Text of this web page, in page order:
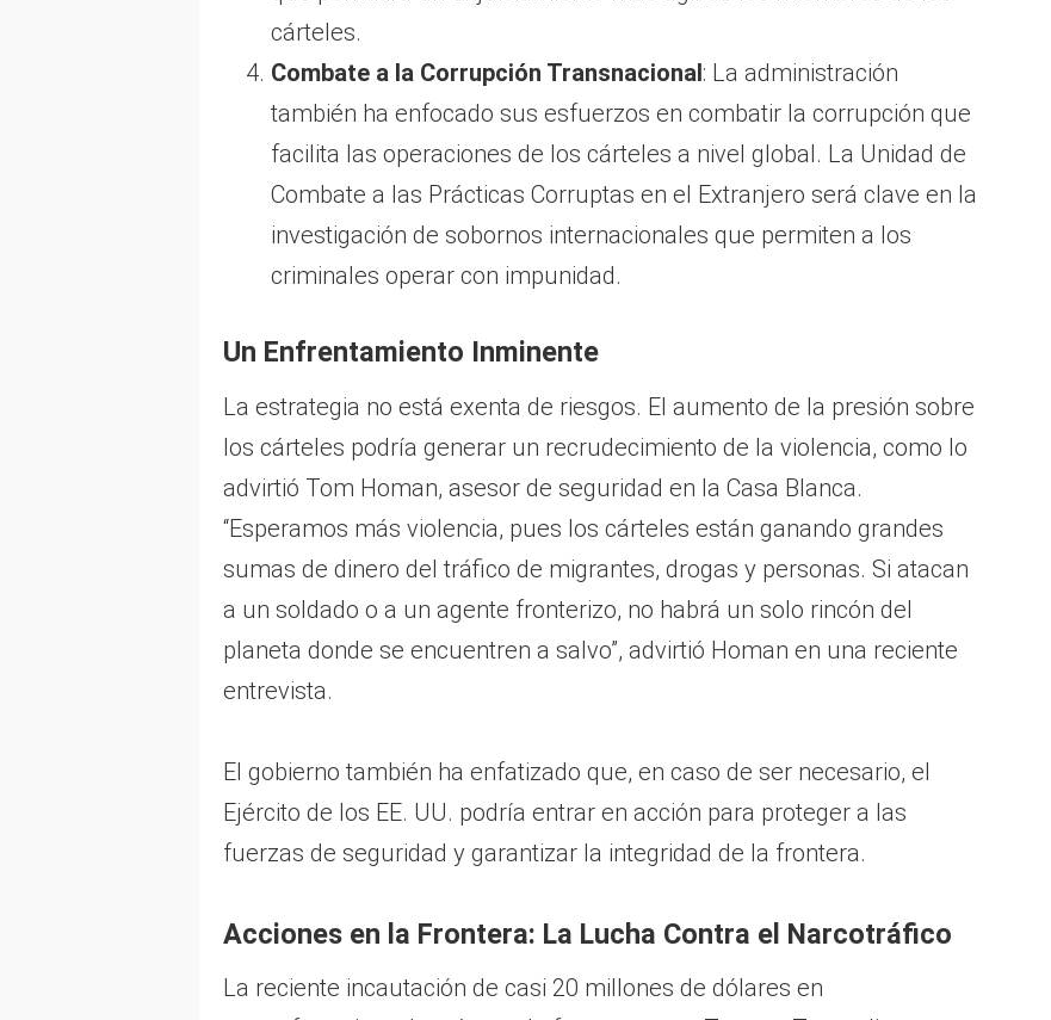
cárteles.
Combate a la Corrupción Transnacional: La administración
también ha enfocado sus esfuerzos en combatir la corrupción que
facilita las operaciones de los cárteles a nivel global. La Unidad de
Combate a las Prácticas Corruptas en el Extranjero será clave en la
investigación de sobornos internacionales que permiten a los
criminales operar con impunidad.
Un Enfrentamiento Inminente
La estrategia no está exenta de riesgos. El aumento de la presión sobre
los cárteles podría generar un recrudecimiento de la violencia, como lo
advirtió Tom Homan, asesor de seguridad en la Casa Blanca.
“Esperamos más violencia, pues los cárteles están ganando grandes
sumas de dinero del tráfico de migrantes, drogas y personas. Si atacan
a un soldado o a un agente fronterizo, no habrá un solo rincón del
planeta donde se encuentren a salvo”, advirtió Homan en una reciente
entrevista.
El gobierno también ha enfatizado que, en caso de ser necesario, el
Ejército de los EE. UU. podría entrar en acción para proteger a las
fuerzas de seguridad y garantizar la integridad de la frontera.
Acciones en la Frontera: La Lucha Contra el Narcotráfico
La reciente incautación de casi 20 millones de dólares en